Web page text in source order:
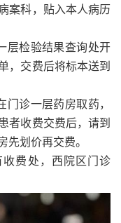
案科，贴入本人病历
层检验结果查询处开
，交费后将标本送到
诊一层药房取药，
者收费交费后，请到
先划价再交费。
费处，西院区门诊